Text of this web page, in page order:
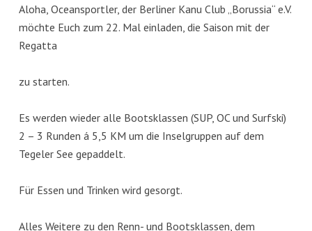
Aloha, Oceansportler, der Berliner Kanu Club „Borussia“ e.V.
möchte Euch zum 22. Mal einladen, die Saison mit der
Regatta
zu starten.
Es werden wieder alle Bootsklassen (SUP, OC und Surfski)
2 – 3 Runden á 5,5 KM um die Inselgruppen auf dem
Tegeler See gepaddelt.
Für Essen und Trinken wird gesorgt.
Alles Weitere zu den Renn- und Bootsklassen, dem